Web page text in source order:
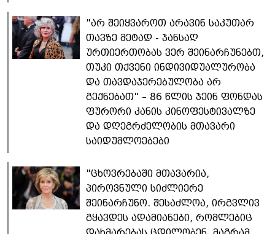
"არ შეიყვაროთ არავინ საკუთარ
თავზე მეტად - ჯანსაღ
ურთიერთობას ვერ შეინარჩუნებთ,
თუკი თქვენი ინდივიდუალურობა
და თავდაჯერებულობა არ
გექნებათ" – 86 წლის ჯეინ ფონდას
ფურორი კანის კინოფესტივალზე
და დღეგრძელობის მთავარი
საიდუმლოებები
"ცხოვრებაში მთავარია,
პიროვნული სიძლიერე
შეინარჩუნო. შესაძლოა, ირგვლივ
გყავდეს ადამიანები, რომლებიც